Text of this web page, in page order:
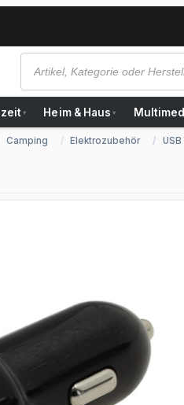
▾ Heim & Haus ▾
Camping Elektrozubehör